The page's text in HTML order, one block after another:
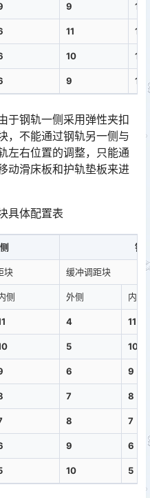
9 12
11 10
10 11
9 12
于钢轨一侧采用弹性夹扣
，不能通过钢轨另一侧与
左右位置的调整，只能通
动滑床板和护轨垫板来进
具体配置表
钢
块 缓冲调距块
侧 外侧 内侧
4 11
5 10
6 9
7 8
8 7
9 6
10 5